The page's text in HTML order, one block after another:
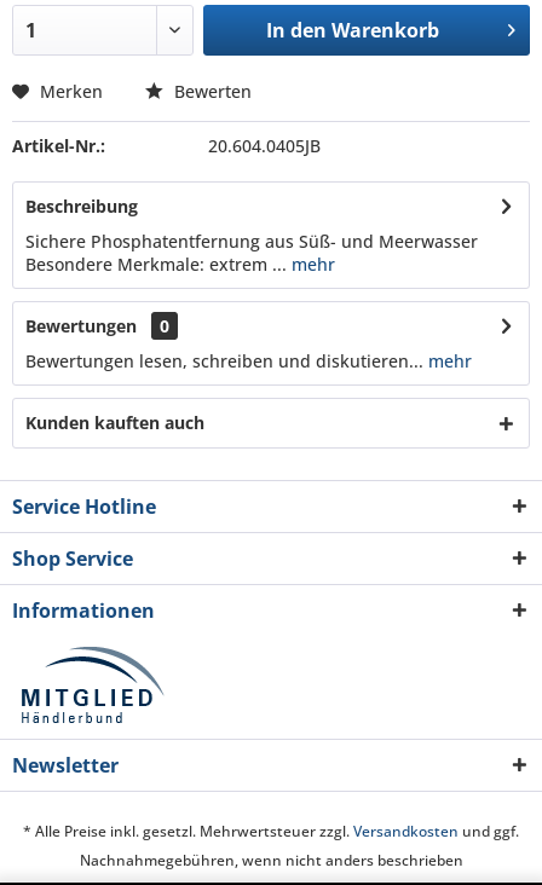
In den Warenkorb
Merken Bewerten
Artikel-Nr.: 20.604.0405JB
Beschreibung
Sichere Phosphatentfernung aus Süß- und Meerwasser
Besondere Merkmale: extrem ... mehr
Bewertungen
0
Bewertungen lesen, schreiben und diskutieren... mehr
Kunden kauften auch
Service Hotline
Shop Service
Informationen
Newsletter
* Alle Preise inkl. gesetzl. Mehrwertsteuer zzgl.Versandkosten und ggf.
Nachnahmegebühren, wenn nicht anders beschrieben